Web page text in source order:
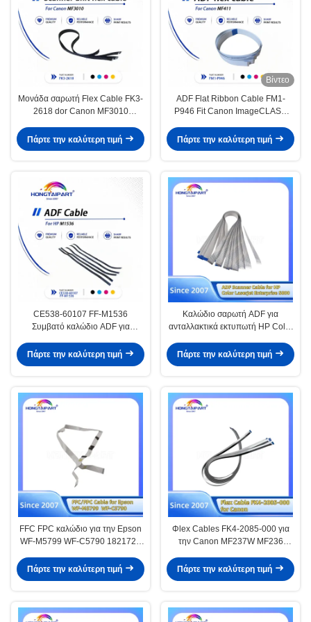
Μονάδα σαρωτή Flex Cable FK3-
2618 dor Canon MF3010
Πάρτε την καλύτερη τιμή
Βίντεο
ADF Flat Ribbon Cable FM1-
P946 Fit Canon ImageCLASS
Πάρτε την καλύτερη τιμή
CE538-60107 FF-M1536
Συμβατό καλώδιο ADF για
M1536dnf
Πάρτε την καλύτερη τιμή
Καλώδιο σαρωτή ADF για
ανταλλακτικά εκτυπωτή HP Color
Αναλώσιμα γραφείου
Πάρτε την καλύτερη τιμή
FFC FPC καλώδιο για την Epson
WF-M5799 WF-C5790 1821724
Πάρτε την καλύτερη τιμή
Φlex Cables FK4-2085-000 για
την Canon MF237W MF236
MF211 MF212 MF215 MF216
MF217 MF221 MF222 MF223
15pin / 24pin
Πάρτε την καλύτερη τιμή